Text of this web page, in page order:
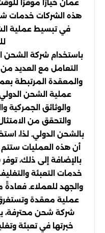
عمان خيارًا موفرًا
هذه الشركات خدمات
في تبسيط عملية
باستخدام شركة الشحن
التعامل مع العديد
والمعقدة المرتبطة
عملية الشحن
والوثائق الجمركية
والتحقق من
بالشحن الدولي. لذا،
أن هذه العمليات
بالإضافة إلى ذلك،
خدمات التعبئة
والجهد للعملاء. فعادةً
عملية معقدة
شركة شحن محترفة،
خبرتها في تعبئة